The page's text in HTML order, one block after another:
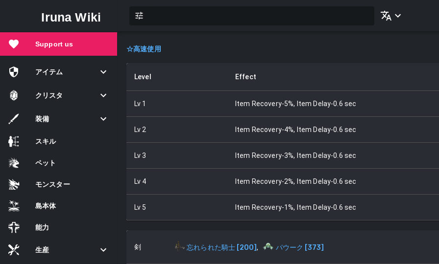
Iruna Wiki
Support us
アイテム
クリスタ
装備
スキル
ペット
モンスター
島本体
能力
生産
☆高速使用
Level Effect
Lv 1 Item Recovery-5%, Item Delay-0.6 sec
Lv 2 Item Recovery-4%, Item Delay-0.6 sec
Lv3 Item Recovery-3%, Item Delay-0.6 sec
Lv 4 Item Recovery-2%, Item Delay-0.6 sec
Lv 5 Item Recovery-1%, Item Delay-0.6 sec
剣 忘れられた騎士 [200], パウーク [373]